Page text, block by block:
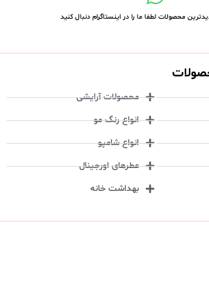
محصولات لطفا ما را در اینستاگرام دنبال کنید
محصولات آرایشی
انواع رنگ مو
انواع شامپو
عطرهای اورجینال
بهداشت خانه